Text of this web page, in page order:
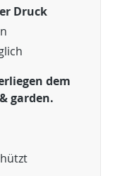
Druck
dem
garden.